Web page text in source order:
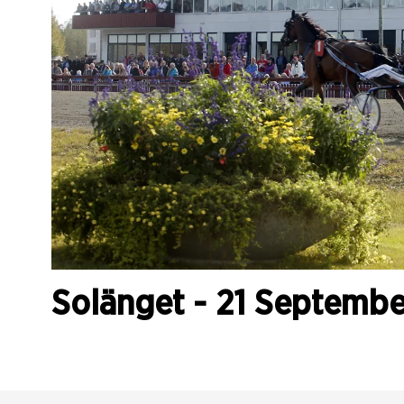
Solänget - 21